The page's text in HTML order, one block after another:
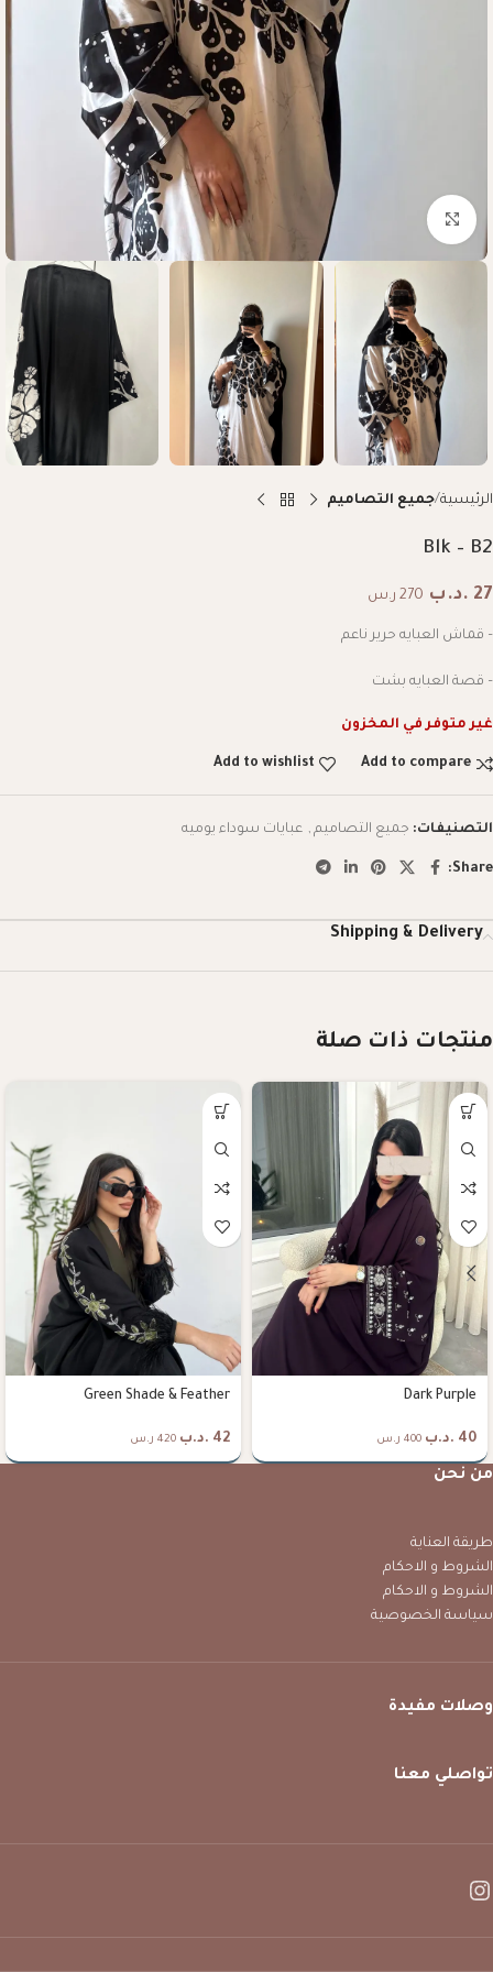
Click to enlarge
الرئيسية جميع التصاميم
Blk – B2
27 .د.ب 270 ر.س
– قماش العبايه حرير ناعم
– قصة العبايه بشت
غير متوفر في المخزون
Add to compare
Add to wishlist
التصنيفات: جميع التصاميم , عبايات سوداء يوميه
Share:
Shipping & Delivery
منتجات ذات صلة
Dark Purple
40 .د.ب 400 ر.س
Green Shade & Feather
42 .د.ب 420 ر.س
من نحن
طريقة العناية
الشروط و الاحكام
الشروط و الاحكام
سياسة الخصوصية
وصلات مفيدة
تواصلي معنا